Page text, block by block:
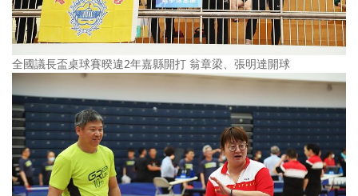
全國議長盃桌球賽暌違2年嘉縣開打 翁章梁、張明達開球